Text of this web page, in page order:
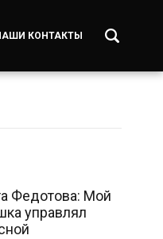
КОНТАКТЫ
Федотова: Мой
управлял